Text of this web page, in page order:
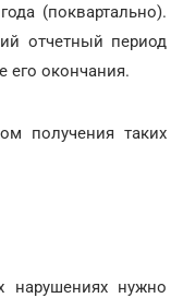
(поквартально).
отчетный период
его окончания.
получения таких
нарушениях нужно